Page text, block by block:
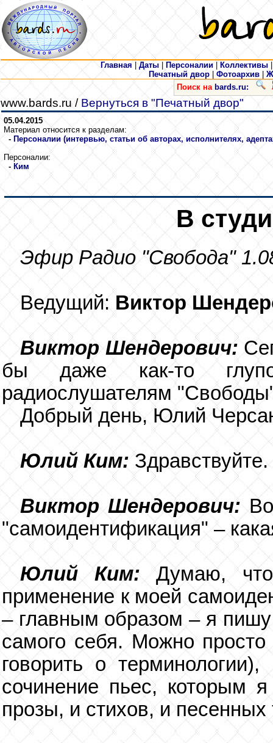
Главная Даты Персоналии Коллективы
Печатный двор| Фотоархив
Поиск на bards.ru:
www.bards.ru / Вернуться в "Печатный двор"
05.04.2015
Материал относится к разделам:
- Персоналии (интервью, статьи об авторах, исполнителях,
Персоналии:
- Ким
В
Эфир Радио "Свобода"
Ведущий: Виктор
Виктор Шендерович:
бы даже как-то
радиослушателям
Добрый день, Юлий
Юлий Ким:Здравствуйте.
Виктор Шендерович:
"самоидентификация" –
Юлий Ким: Думаю,
применение к моей
– главным образом – я
самого себя. Можно просто
говорить о
сочинение пьес, которым
прозы, и стихов, и песенных